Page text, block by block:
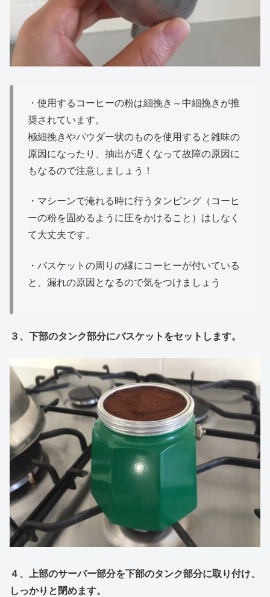
・使用するコーヒーの粉は細挽き～中細挽きが推
奨されています。
極細挽きやパウダー状のものを使用すると雑味の
原因になったり、抽出が遅くなって故障の原因に
もなるので注意しましょう！
・マシーンで淹れる時に行うタンピング（コーヒ
ーの粉を固めるように圧をかけること）はしなく
て大丈夫です。
・バスケットの周りの縁にコーヒーが付いている
と、漏れの原因となるので気をつけましょう
３、下部のタンク部分にバスケットをセットします。
４、上部のサーバー部分を下部のタンク部分に取り付け、
しっかりと閉めます。